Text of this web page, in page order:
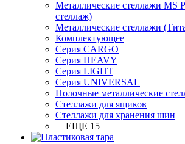
Металлические стеллажи MS
стеллаж)
Металлические стеллажи
Комплектующее
Серия CARGO
Серия HEAVY
Серия LIGHT
Серия UNIVERSAL
Полочные металлические
Стеллажи для ящиков
Стеллажи для хранения шин
+ ЕЩЕ 15